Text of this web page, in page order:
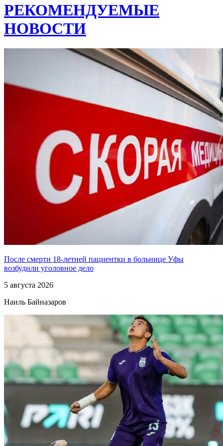
РЕКОМЕНДУЕМЫЕ
НОВОСТИ
После смерти 18-летней пациентки в больнице Уфы
возбудили уголовное дело
5 августа 2026
Наиль Байназаров